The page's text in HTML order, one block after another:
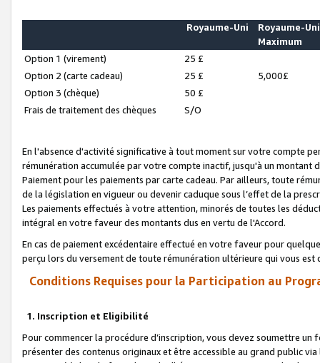
Royaume-Uni
Royaume-Uni
Maximum
Option 1 (virement)
25 £
Option 2 (carte cadeau)
25 £
5,000£
Option 3 (chèque)
50 £
Frais de traitement des chèques
S/O
En l'absence d'activité significative à tout moment sur votre compte
rémunération accumulée par votre compte inactif, jusqu'à un montant
Paiement pour les paiements par carte cadeau. Par ailleurs, toute
de la législation en vigueur ou devenir caduque sous l’effet de la
Les paiements effectués à votre attention, minorés de toutes les
intégral en votre faveur des montants dus en vertu de l'Accord.
En cas de paiement excédentaire effectué en votre faveur pour
perçu lors du versement de toute rémunération ultérieure qui vous est
Conditions Requises pour la Participation au
1. Inscription et Eligibilité
Pour commencer la procédure d’inscription, vous devez soumettre
présenter des contenus originaux et être accessible au grand public